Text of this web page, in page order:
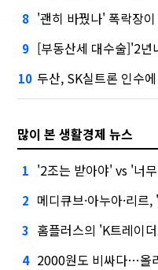
8 '괜히 바꿨나' 폭락장이
9 [부동산세 대수술]'2
10 두산, SK실트론 인수
많이 본 생활경제 뉴스
1 '2조는 받아야' vs '너
2 메디큐브·아누아·리
3 홈플러스의 'K트레이
4 2000원도 비싸다…올리